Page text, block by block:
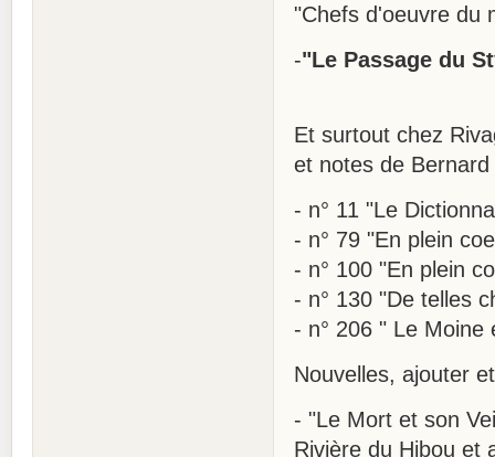
"Chefs d'oeuvre du
-"Le Passage du
Et surtout chez
et notes de
- n° 11 "Le
- n° 79 "En plein
- n° 100 "En plein
- n° 130 "De telles
- n° 206 " Le Moine
Nouvelles, ajouter
- "Le Mort et son
Rivière du Hibou et